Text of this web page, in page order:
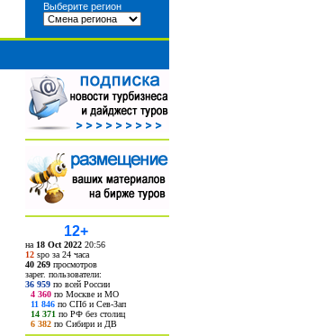
Выберите регион
12+
на 18 Oct 2022 20:56
12 spo за 24 часа
40 269 просмотров
зарег. пользователи:
36 959 по всей России
4 360 по Москве и МО
11 846 по СПб и Сев-Зап
14 371 по РФ без столиц
6 382 по Сибири и ДВ